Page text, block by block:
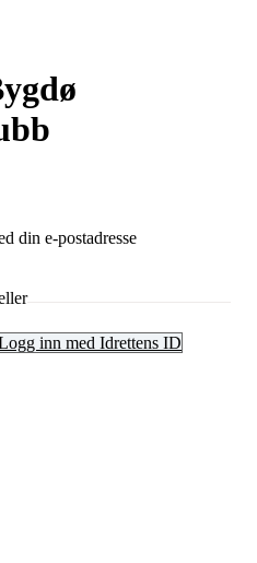
din e-postadresse
inn med Idrettens ID